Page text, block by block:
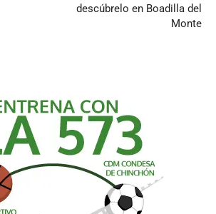
descúbrelo en Boadilla del
Monte